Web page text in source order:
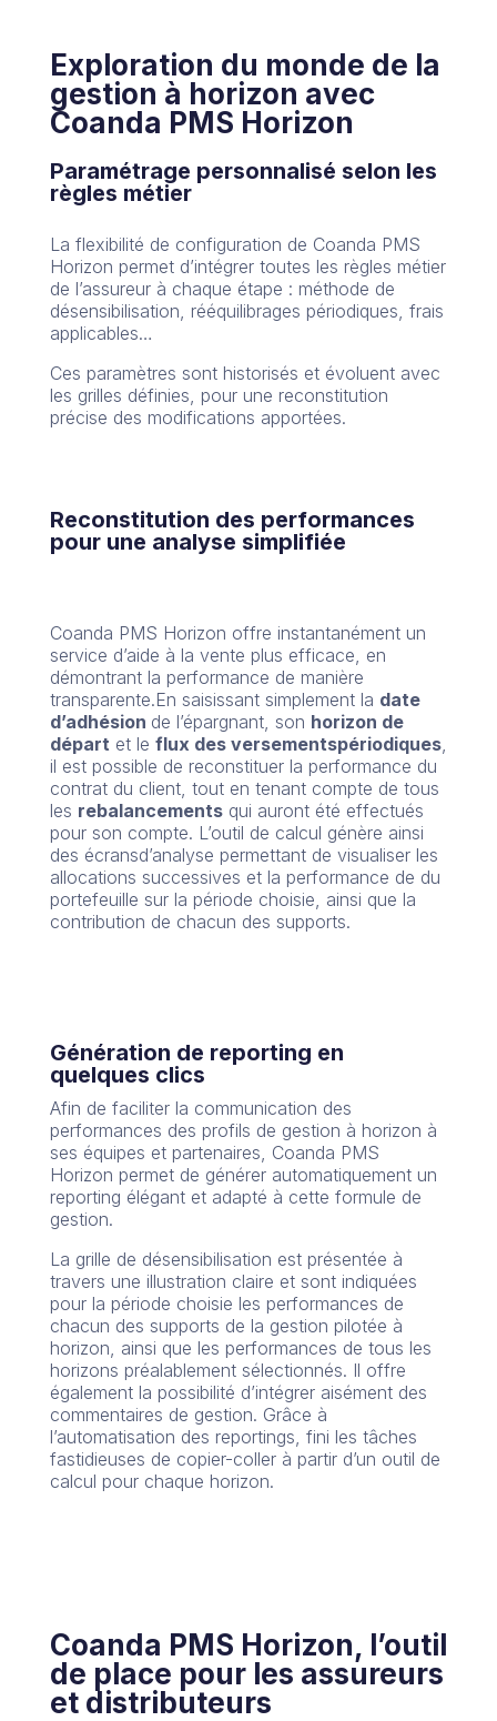
Exploration du monde de la
gestion à horizon avec
Coanda PMS Horizon
Paramétrage personnalisé selon les
règles métier
La flexibilité de configuration de Coanda PMS
Horizon permet d’intégrer toutes les règles métier
de l’assureur à chaque étape : méthode de
désensibilisation, rééquilibrages périodiques, frais
applicables…
Ces paramètres sont historisés et évoluent avec
les grilles définies, pour une reconstitution
précise des modifications apportées.
Reconstitution des performances
pour une analyse simplifiée
Coanda PMS Horizon offre instantanément un
service d’aide à la vente plus efficace, en
démontrant la performance de manière
transparente.En saisissant simplement la date
d’adhésion de l’épargnant, son horizon de
départ et le flux des versementspériodiques,
il est possible de reconstituer la performance du
contrat du client, tout en tenant compte de tous
les rebalancementsqui auront été effectués
pour son compte. L’outil de calcul génère ainsi
des écransd’analyse permettant de visualiser les
allocations successives et la performance de du
portefeuille sur la période choisie, ainsi que la
contribution de chacun des supports.
Génération de reporting en
quelques clics
Afin de faciliter la communication des
performances des profils de gestion à horizon à
ses équipes et partenaires, Coanda PMS
Horizon permet de générer automatiquement un
reporting élégant et adapté à cette formule de
gestion.
La grille de désensibilisation est présentée à
travers une illustration claire et sont indiquées
pour la période choisie les performances de
chacun des supports de la gestion pilotée à
horizon, ainsi que les performances de tous les
horizons préalablement sélectionnés. Il offre
également la possibilité d’intégrer aisément des
commentaires de gestion. Grâce à
l’automatisation des reportings, fini les tâches
fastidieuses de copier-coller à partir d’un outil de
calcul pour chaque horizon.
Coanda PMS Horizon, l’outil
de place pour les assureurs
et distributeurs